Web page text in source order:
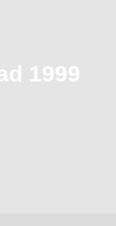
1999